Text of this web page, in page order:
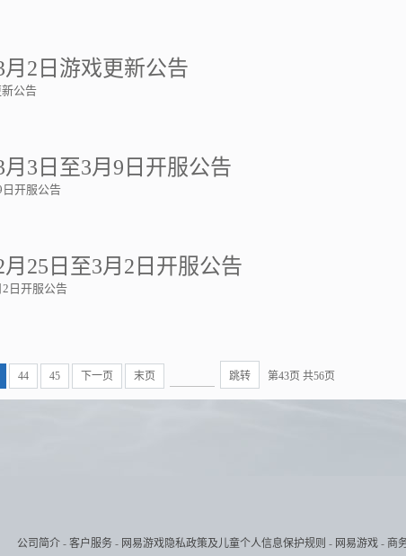
月2日游戏更新公告
新公告
月3日至3月9日开服公告
日开服公告
月25日至3月2日开服公告
2日开服公告
44 45 下一页 末页 跳转 第43页 共56页
公司简介 - 客户服务 - 网易游戏隐私政策及儿童个人信息保护规则 - 网易游戏 - 商